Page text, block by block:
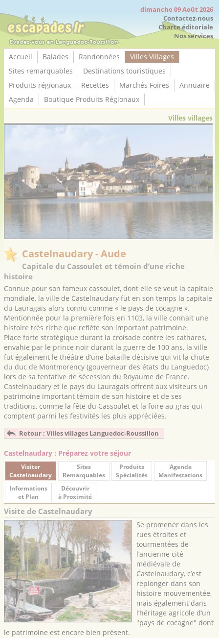
dimanche 09 Août 2026
Contactez-nous
Charte éditoriale
Nos services
Accueil Balades Randonnées
Villes Villages
Sites remarquables
Destinations touristiques
Produits régionaux
Recettes Marchés Foires
Annuaire
Agenda
Boutique Produits Régionaux
Villes villages
Castelnaudary - Aude
Capitale du Cassoulet et témoin d’une riche
histoire
Connue pour son fameux cassoulet, dont elle se veut la capitale
mondiale, la ville de Castelnaudary fut en son temps la capitale
du Lauragais alors connu comme « le pays de cocagne ».
Mentionnée pour la première fois en 1103, la ville connait une
histoire très riche que reflète son important patrimoine.
Place forte stratégique durant la croisade contre les cathares,
envahie par le prince noir durant la guerre de 100 ans, la ville
fut également le théâtre d’une bataille décisive qui vit la chute
du duc de Montmorency (gouverneur des états du Languedoc)
lors de sa tentative de sécession du Royaume de France.
Castelnaudary et le pays du Lauragais offrent aux visiteurs un
patrimoine important témoin de son histoire et de ses
traditions, comme la fête du Cassoulet et la foire au gras qui
comptent parmi les festivités les plus appréciées.
Retour : Villes villages Languedoc-Roussillon
Castelnaudary : Préparez votre séjour
Visiter
Castelnaudary
Sites
Remarquables
Produits
Spécialités
Agenda
Manifestations
Informations
et Plan
Découvrir
à Proximité
Visite de Castelnaudary
Se promener dans les
rues étroites et
tourmentées de
l’ancienne cité
médiévale de
Castelnaudary, c’est
replonger dans son
histoire mouvementée,
mais également dans
l’héritage agricole d’un
"pays de cocagne" dont
le patrimoine est encore bien présent.